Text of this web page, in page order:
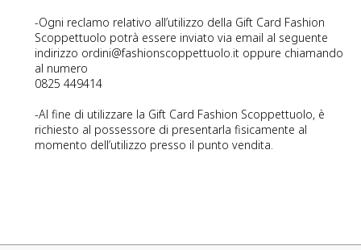
-Ogni reclamo relativo all’utilizzo della Gift Card Fashion
Scoppettuolo potrà essere inviato via email al seguente
indirizzo ordini@fashionscoppettuolo.it oppure chiamando
al numero
0825 449414
-Al fine di utilizzare la Gift Card Fashion Scoppettuolo, è
richiesto al possessore di presentarla fisicamente al
momento dell’utilizzo presso il punto vendita.